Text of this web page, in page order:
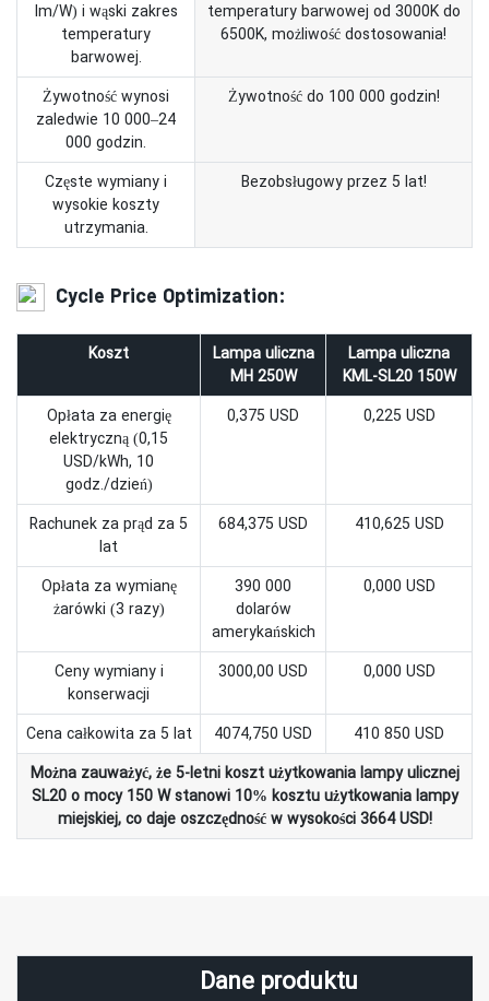
lm/W) i wąski zakres
temperatury
barwowej.
temperatury barwowej od 3000K do
6500K, możliwość dostosowania!
Żywotność wynosi
zaledwie 10 000–24
000 godzin.
Żywotność do 100 000 godzin!
Częste wymiany i
wysokie koszty
utrzymania.
Bezobsługowy przez 5 lat!
Cycle Price Optimization:
Koszt
Lampa uliczna
MH 250W
Lampa uliczna
KML-SL20 150W
Opłata za energię
elektryczną (0,15
USD/kWh, 10
godz./dzień)
0,375 USD 0,225 USD
Rachunek za prąd za 5
lat
684,375 USD 410,625 USD
Opłata za wymianę
żarówki (3 razy)
390 000
dolarów
amerykańskich
0,000 USD
Ceny wymiany i
konserwacji
3000,00 USD 0,000 USD
Cena całkowita za 5 lat 4074,750 USD
410 850 USD
Można zauważyć, że 5-letni koszt użytkowania lampy ulicznej
SL20 o mocy 150 W stanowi 10% kosztu użytkowania lampy
miejskiej, co daje oszczędność w wysokości 3664 USD!
Dane produktu